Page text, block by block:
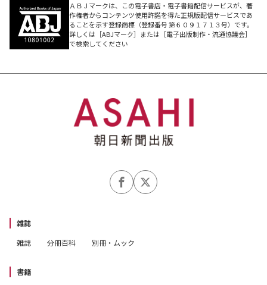
ＡＢＪマークは、この電子書店・電子書籍配信サービスが、著
作権者からコンテンツ使用許諾を得た正規版配信サービスであ
ることを示す登録商標（登録番号 第６０９１７１３号）です。
詳しくは［ABJマーク］または［電子出版制作・流通協議会］
で検索してください
雑誌
雑誌
分冊百科 別冊・ムック
書籍